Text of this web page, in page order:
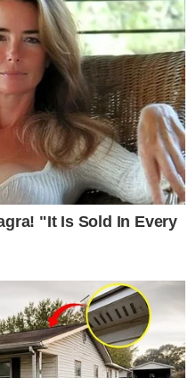
"It Is Sold In Every